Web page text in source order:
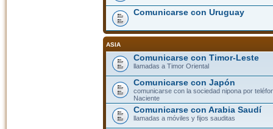
Comunicarse con Uruguay
ASIA
Comunicarse con Timor-Leste
llamadas a Timor Oriental
Comunicarse con Japón
comunicarse con la sociedad nipona por
Naciente
Comunicarse con Arabia Saudí
llamadas a móviles y fijos sauditas